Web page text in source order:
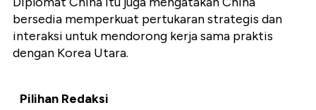
bersedia memperkuat pertukaran strategis dan
interaksi untuk mendorong kerja sama praktis
dengan Korea Utara.
Pilihan Redaksi